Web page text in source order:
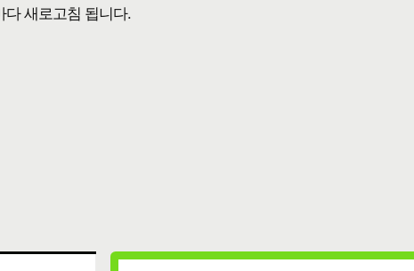
다 새로고침 됩니다.